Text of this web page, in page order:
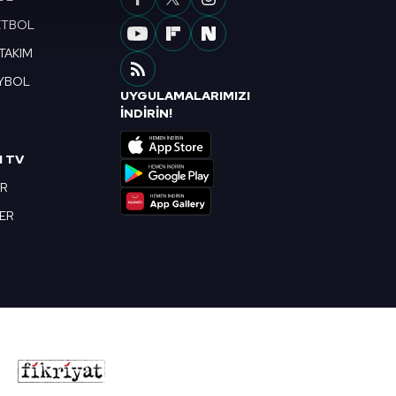
kullanılmaktadır. Bu
sunulması
ve sizlere yönelik
detaylı bilgi için Ayarlar
ve sitemizde ilgili
TV
UYGULAMALARIMIZI
İNDİRİN!